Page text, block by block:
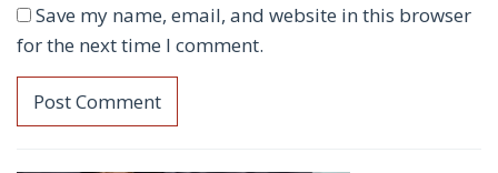
Save my name, email, and website in this browser
for the next time I comment.